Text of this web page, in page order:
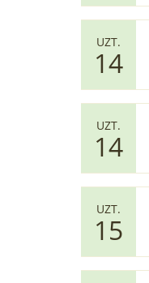
UZT.
14
UZT.
14
UZT.
15